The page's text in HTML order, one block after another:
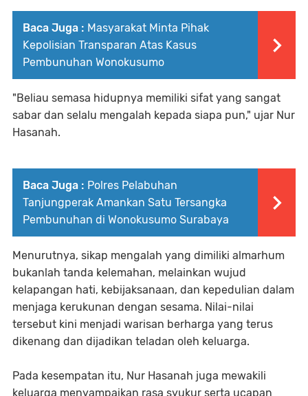
Baca Juga : Masyarakat Minta Pihak
Kepolisian Transparan Atas Kasus
Pembunuhan Wonokusumo
"Beliau semasa hidupnya memiliki sifat yang sangat
sabar dan selalu mengalah kepada siapa pun," ujar Nur
Hasanah.
Baca Juga : Polres Pelabuhan
Tanjungperak Amankan Satu Tersangka
Pembunuhan di Wonokusumo Surabaya
Menurutnya, sikap mengalah yang dimiliki almarhum
bukanlah tanda kelemahan, melainkan wujud
kelapangan hati, kebijaksanaan, dan kepedulian dalam
menjaga kerukunan dengan sesama. Nilai-nilai
tersebut kini menjadi warisan berharga yang terus
dikenang dan dijadikan teladan oleh keluarga.
Pada kesempatan itu, Nur Hasanah juga mewakili
keluarga menyampaikan rasa syukur serta ucapan